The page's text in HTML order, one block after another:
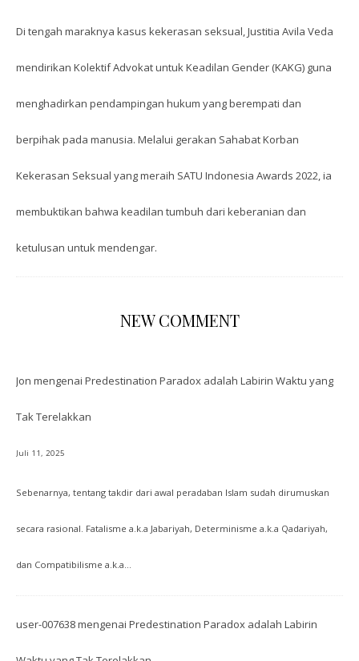
Di tengah maraknya kasus kekerasan seksual, Justitia Avila Veda
mendirikan Kolektif Advokat untuk Keadilan Gender (KAKG) guna
menghadirkan pendampingan hukum yang berempati dan
berpihak pada manusia. Melalui gerakan Sahabat Korban
Kekerasan Seksual yang meraih SATU Indonesia Awards 2022, ia
membuktikan bahwa keadilan tumbuh dari keberanian dan
ketulusan untuk mendengar.
NEW COMMENT
Jon mengenai Predestination Paradox adalah Labirin Waktu yang
Tak Terelakkan
Juli 11, 2025
Sebenarnya, tentang takdir dari awal peradaban Islam sudah dirumuskan
secara rasional. Fatalisme a.k.a Jabariyah, Determinisme a.k.a Qadariyah,
dan Compatibilisme a.k.a…
user-007638mengenai Predestination Paradox adalah Labirin